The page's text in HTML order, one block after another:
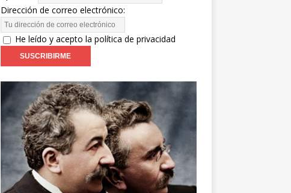
Dirección de correo electrónico:
He leído y acepto la política de privacidad